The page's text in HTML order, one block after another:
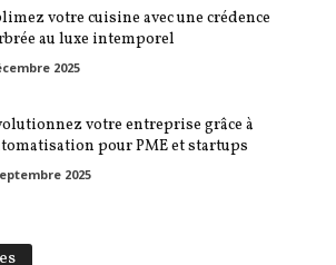
votre cuisine avec une crédence
au luxe intemporel
2025
votre entreprise grâce à
pour PME et startups
2025